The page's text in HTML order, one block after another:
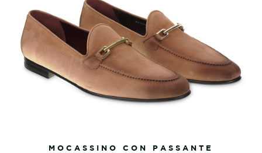
MOCASSINO CON PASSANTE